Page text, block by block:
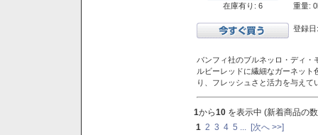
在庫有り: 6 重量:
登録
バンフィ社のブルネッロ・ディ
ルビーレッドに繊細なガーネッ
り、フレッシュさと活力を与え
1から10 を表示中 (新着商品の
1 2 3 4 5 [次へ >>]